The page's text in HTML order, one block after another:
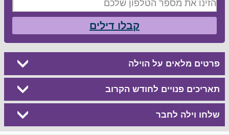
קבלו דילים
פרטים מלאים על הוילה
תאריכים פנויים לחודש הקרוב
שלחו וילה לחבר